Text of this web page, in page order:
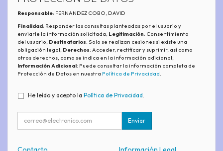
Responsable: FERNANDEZ COBO, DAVID
Finalidad: Responder las consultas planteadas por el usuario y
enviarle la información solicitada; Legitimación: Consentimiento
del usuario; Destinatarios: Solo se realizan cesiones si existe una
obligación legal; Derechos: Acceder, rectificar y suprimir, así como
otros derechos, como se indica en la información adicional;
Información Adicional: Puede consultar la información completa de
Protección de Datos en nuestra Política de Privacidad.
He leído y acepto la Política de Privacidad
Enviar